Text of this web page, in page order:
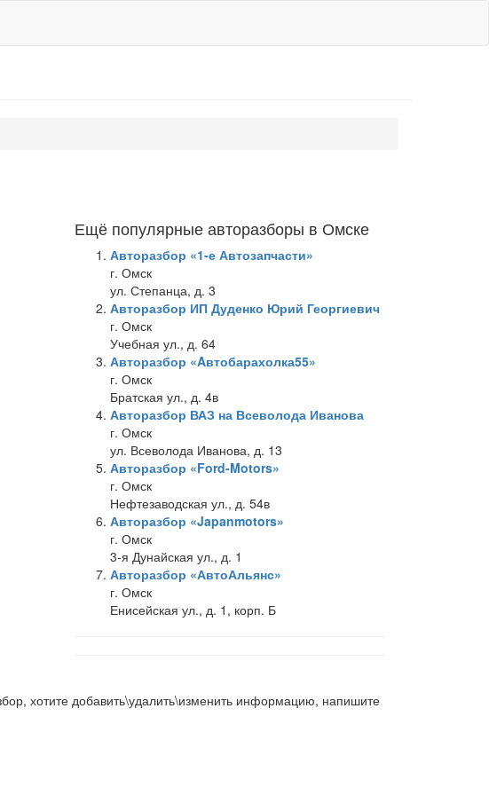
Ещё популярные авторазборы в Омске
Авторазбор «1-е Автозапчасти»
г. Омск
ул. Степанца, д. 3
Авторазбор ИП Дуденко Юрий Георгиевич
г. Омск
Учебная ул., д. 64
Авторазбор «Aвтобарахолка55»
г. Омск
Братская ул., д. 4в
Авторазбор ВАЗ на Всеволода Иванова
г. Омск
ул. Всеволода Иванова, д. 13
Авторазбор «Ford-Motors»
г. Омск
Нефтезаводская ул., д. 54в
Авторазбор «Japanmotors»
г. Омск
3-я Дунайская ул., д. 1
Авторазбор «АвтоАльянс»
г. Омск
Енисейская ул., д. 1, корп. Б
хотите добавить\удалить\изменить информацию, напишите